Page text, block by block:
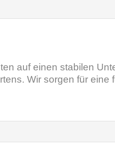
auf einen stabilen
Wir sorgen für eine